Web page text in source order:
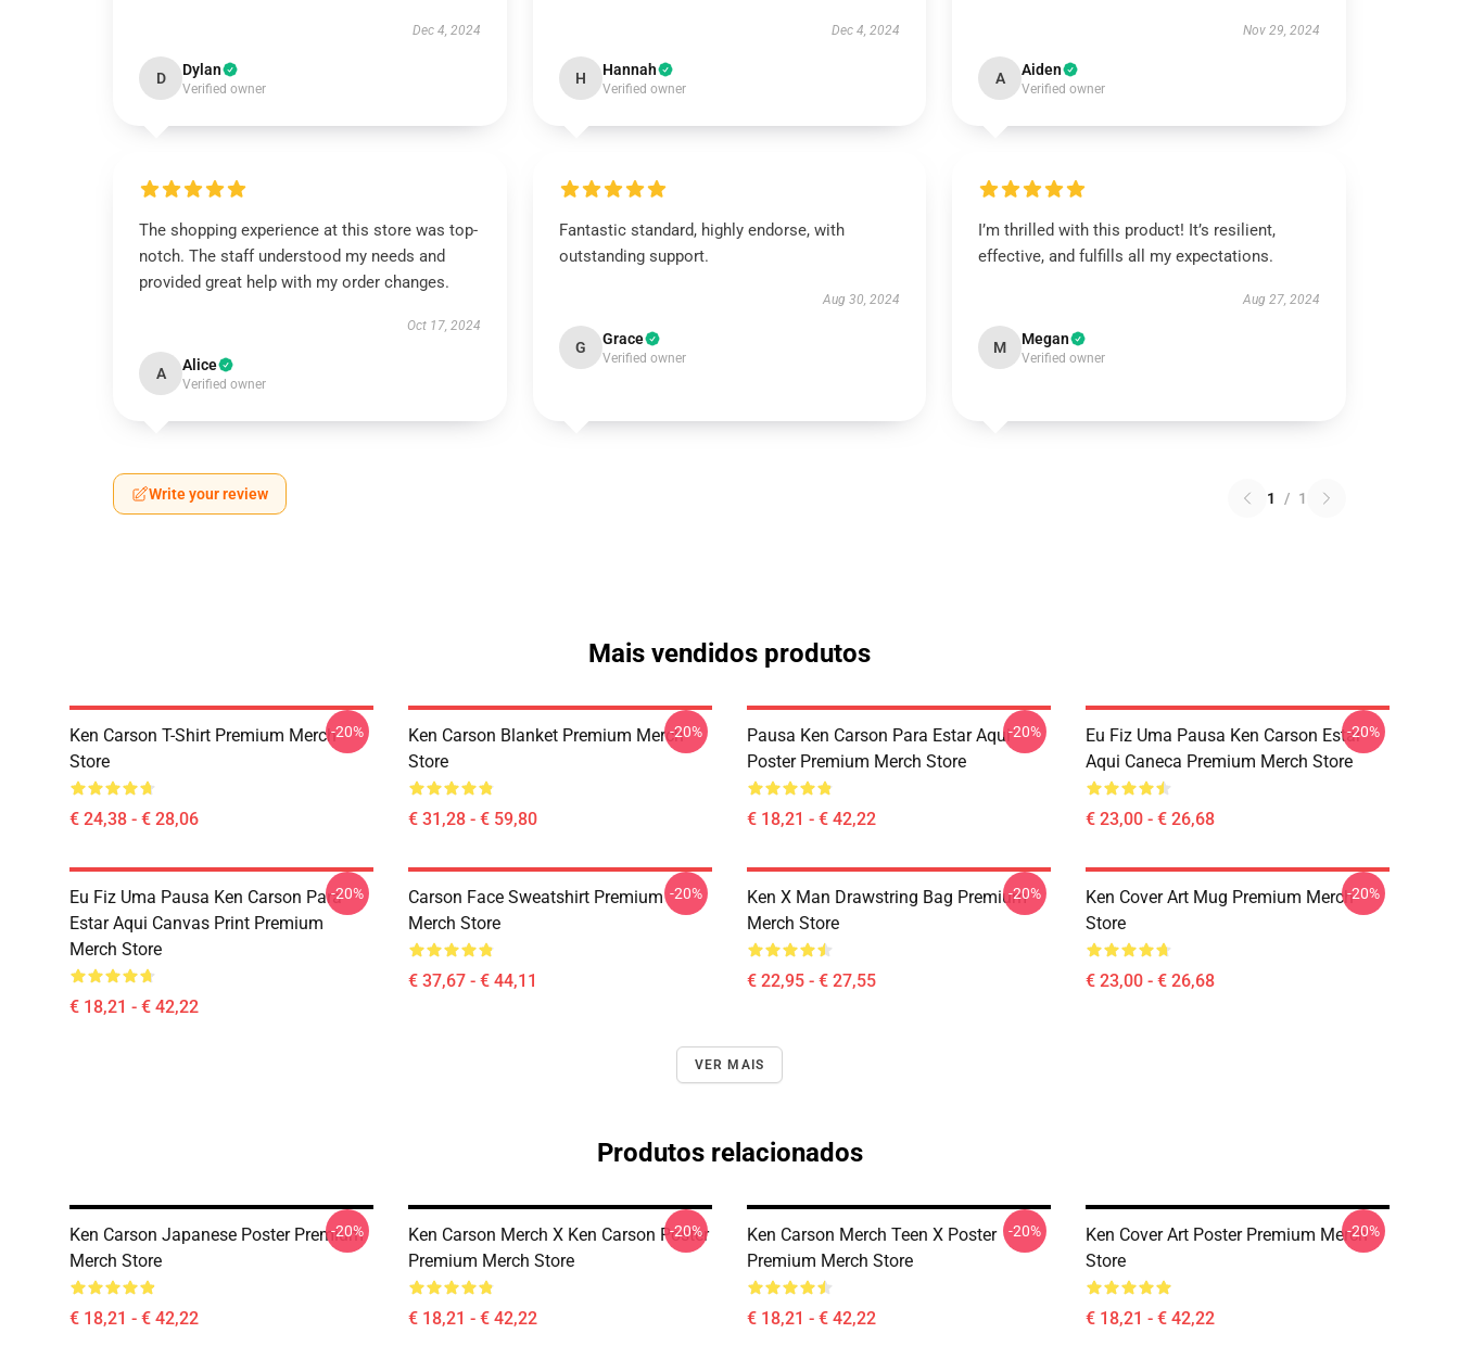
Dec 4, 2024
D Dylan
Verified owner
Dec 4, 2024
H Hannah
Verified owner
Nov 29, 2024
A Aiden
Verified owner
The shopping experience at this store was top-
notch. The staff understood my needs and
provided great help with my order changes.
Oct 17, 2024
A Alice
Verified owner
Fantastic standard, highly endorse, with
outstanding support.
Aug 30, 2024
G Grace
Verified owner
I’m thrilled with this product! It’s resilient,
effective, and fulfills all my expectations.
Aug 27, 2024
M Megan
Verified owner
Write your review 1 / 1
Mais vendidos produtos
Ken Carson T-Shirt Premium Merch
Store
€ 24,38 - € 28,06
-20%
Ken Carson Blanket Premium Merch
Store
€ 31,28 - € 59,80
-20%
Pausa Ken Carson Para Estar Aqui
Poster Premium Merch Store
€ 18,21 - € 42,22
-20%
Eu Fiz Uma Pausa Ken Carson Estar
Aqui Caneca Premium Merch Store
€ 23,00 - € 26,68
-20%
Eu Fiz Uma Pausa Ken Carson Para
Estar Aqui Canvas Print Premium
Merch Store
€ 18,21 - € 42,22
-20%
Carson Face Sweatshirt Premium
Merch Store
€ 37,67 - € 44,11
-20%
Ken X Man Drawstring Bag Premium
Merch Store
€ 22,95 - € 27,55
-20%
Ken Cover Art Mug Premium Merch
Store
€ 23,00 - € 26,68
-20%
VER MAIS
Produtos relacionados
Ken Carson Japanese Poster Premium
Merch Store
€ 18,21 - € 42,22
-20%
Ken Carson Merch X Ken Carson Poster
Premium Merch Store
€ 18,21 - € 42,22
-20%
Ken Carson Merch Teen X Poster
Premium Merch Store
€ 18,21 - € 42,22
-20%
Ken Cover Art Poster Premium Merch
Store
€ 18,21 - € 42,22
-20%